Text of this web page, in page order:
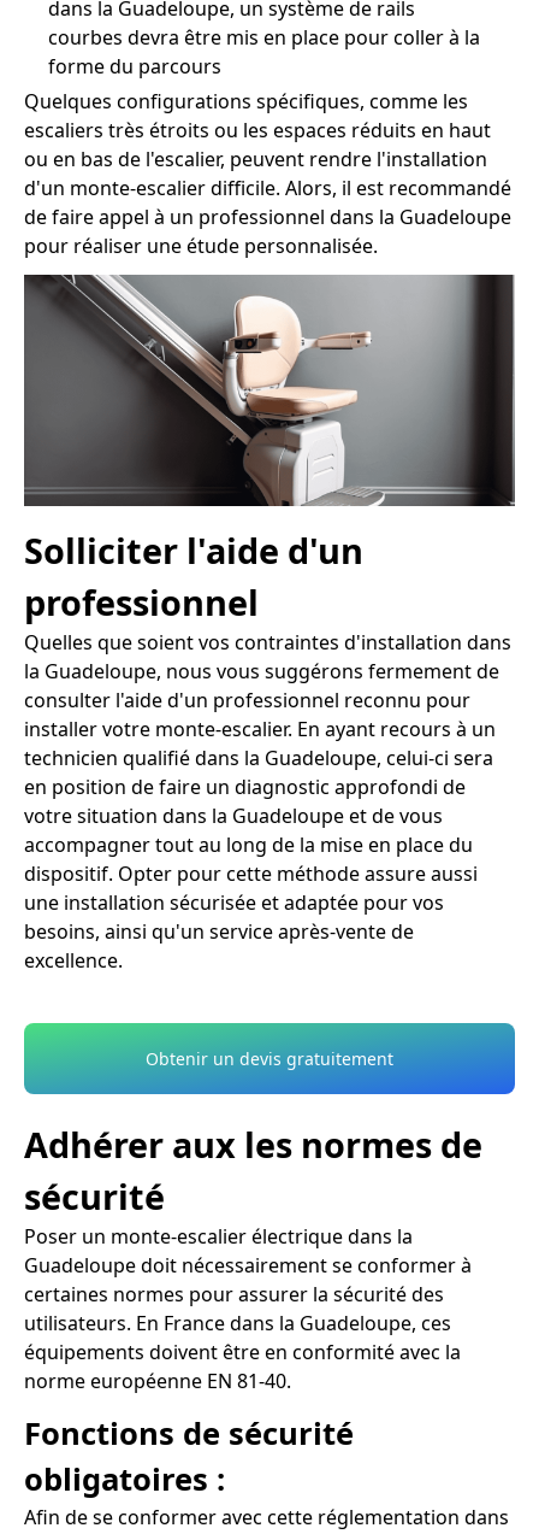
dans la Guadeloupe, un système de rails
courbes devra être mis en place pour coller à la
forme du parcours
Quelques configurations spécifiques, comme les
escaliers très étroits ou les espaces réduits en haut
ou en bas de l'escalier, peuvent rendre l'installation
d'un monte-escalier difficile. Alors, il est recommandé
de faire appel à un professionnel dans la Guadeloupe
pour réaliser une étude personnalisée.
Solliciter l'aide d'un
professionnel
Quelles que soient vos contraintes d'installation dans
la Guadeloupe, nous vous suggérons fermement de
consulter l'aide d'un professionnel reconnu pour
installer votre monte-escalier. En ayant recours à un
technicien qualifié dans la Guadeloupe, celui-ci sera
en position de faire un diagnostic approfondi de
votre situation dans la Guadeloupe et de vous
accompagner tout au long de la mise en place du
dispositif. Opter pour cette méthode assure aussi
une installation sécurisée et adaptée pour vos
besoins, ainsi qu'un service après-vente de
excellence.
Obtenir un devis gratuitement
Adhérer aux les normes de
sécurité
Poser un monte-escalier électrique dans la
Guadeloupe doit nécessairement se conformer à
certaines normes pour assurer la sécurité des
utilisateurs. En France dans la Guadeloupe, ces
équipements doivent être en conformité avec la
norme européenne EN 81-40.
Fonctions de sécurité
obligatoires :
Afin de se conformer avec cette réglementation dans